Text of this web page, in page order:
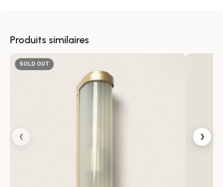
créant une ambiance chaleureuse. La texture verticale
module le flux lumineux pour un rendu doux, idéal
autour d’une porte d’entrée, d’un couloir extérieur ou
Conception durable et sûre
Assemblée en métal robuste et verre traité, cette
applique supporte l’usage extérieur grâce à une
étendues et répond aux normes CE, RoHS et UKCA
Produits similaires
SOLD OUT
‹ ›